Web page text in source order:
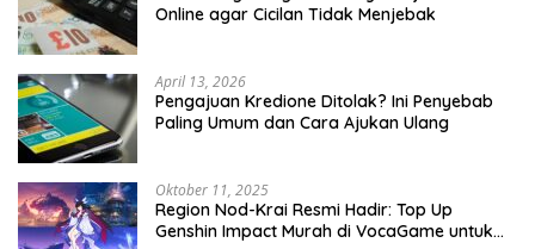
Online agar Cicilan Tidak Menjebak
April 13, 2026
Pengajuan Kredione Ditolak? Ini Penyebab
Paling Umum dan Cara Ajukan Ulang
Oktober 11, 2025
Region Nod-Krai Resmi Hadir: Top Up
Genshin Impact Murah di VocaGame untuk